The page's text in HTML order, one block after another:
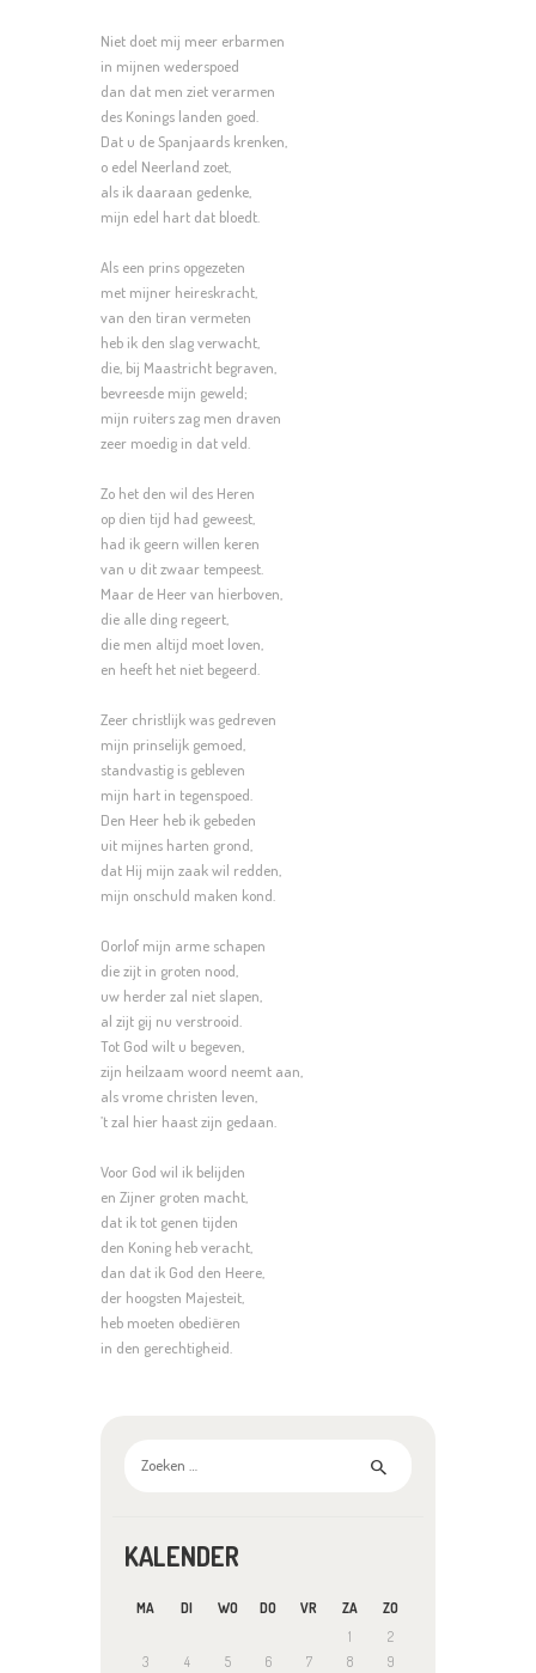
Niet doet mij meer erbarmen
in mijnen wederspoed
dan dat men ziet verarmen
des Konings landen goed.
Dat u de Spanjaards krenken,
o edel Neerland zoet,
als ik daaraan gedenke,
mijn edel hart dat bloedt.
Als een prins opgezeten
met mijner heireskracht,
van den tiran vermeten
heb ik den slag verwacht,
die, bij Maastricht begraven,
bevreesde mijn geweld;
mijn ruiters zag men draven
zeer moedig in dat veld.
Zo het den wil des Heren
op dien tijd had geweest,
had ik geern willen keren
van u dit zwaar tempeest.
Maar de Heer van hierboven,
die alle ding regeert,
die men altijd moet loven,
en heeft het niet begeerd.
Zeer christlijk was gedreven
mijn prinselijk gemoed,
standvastig is gebleven
mijn hart in tegenspoed.
Den Heer heb ik gebeden
uit mijnes harten grond,
dat Hij mijn zaak wil redden,
mijn onschuld maken kond.
Oorlof mijn arme schapen
die zijt in groten nood,
uw herder zal niet slapen,
al zijt gij nu verstrooid.
Tot God wilt u begeven,
zijn heilzaam woord neemt aan,
als vrome christen leven,
’t zal hier haast zijn gedaan.
Voor God wil ik belijden
en Zijner groten macht,
dat ik tot genen tijden
den Koning heb veracht,
dan dat ik God den Heere,
der hoogsten Majesteit,
heb moeten obediëren
in den gerechtigheid.
naar:
KALENDER
MA DI WO DO VR ZA
ZO
1
2
3
4 5 6 7 8
9